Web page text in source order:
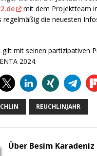
mit dem Projektteam
regelmäßig die neuesten
gilt mit seinen partizipativen
2024.
REUCHLINJAHR
Über Besim Karadeniz